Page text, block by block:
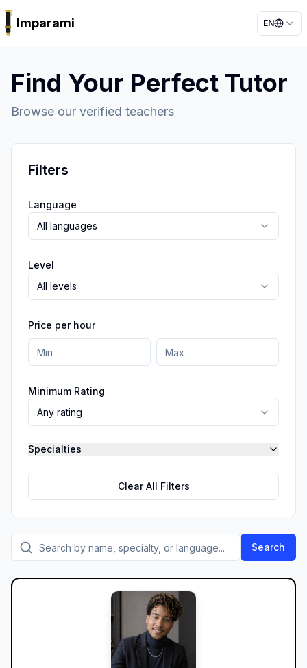
Imparami EN
Find Your Perfect Tutor
Browse our verified teachers
Filters
Language
All languages
Level
All levels
Price per hour
Minimum Rating
Any rating
Specialties
Clear All Filters
Search